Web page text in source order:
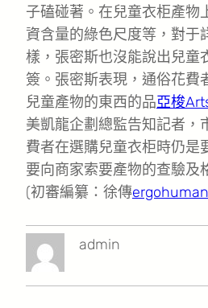
子磕碰著。在兒童衣柜產物
資含量的綠色尺度等，對于
樣，張密斯也沒能說出兒童
簽。張密斯表現，通俗花費
兒童產物的東西的品亞梭
美凱龍企劃總監告知記者，
費者在選購兒童衣柜時仍是
要向商家索要產物的查驗及
(初審編纂：徐傳ergohuman
admin